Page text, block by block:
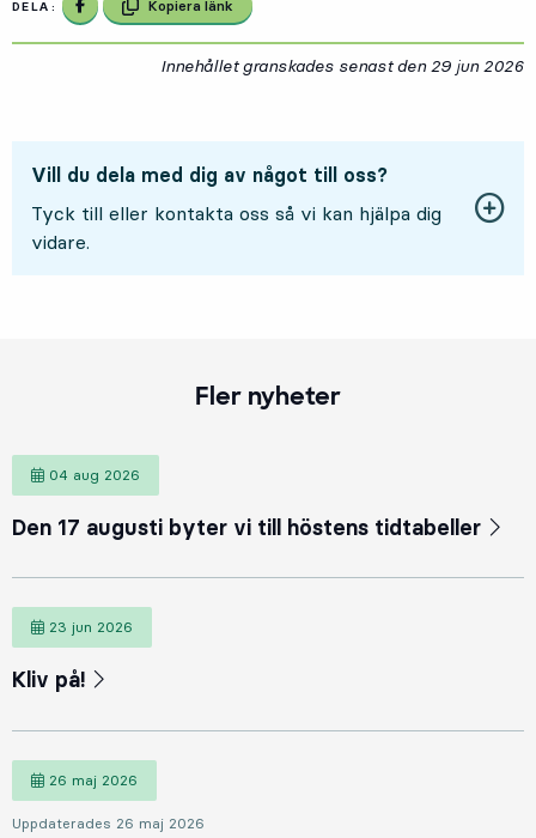
DELA: Dela på Facebook
Kopiera länk
Innehållet granskades senast den 29 jun 2026
Vill du dela med dig av något till oss?
Tyck till eller kontakta oss så vi kan hjälpa dig
vidare.
Fler nyheter
04 aug 2026
Den 17 augusti byter vi till höstens tidtabeller
23 jun 2026
Kliv på!
26 maj 2026
Uppdaterades 26 maj 2026